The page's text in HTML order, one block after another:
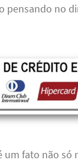
pensando no
um fato não só